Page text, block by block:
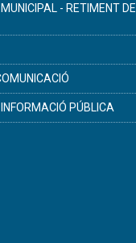
- RETIMENT DE
PÚBLICA